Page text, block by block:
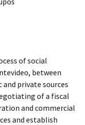
of social
between
and private sources
of a fiscal
and commercial
and establish